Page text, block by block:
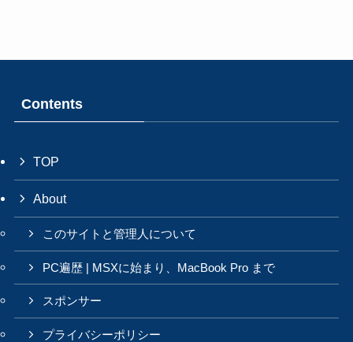
Contents
TOP
About
このサイトと管理人について
PC遍歴 | MSXに始まり、MacBook Pro まで
スポンサー
プライバシーポリシー